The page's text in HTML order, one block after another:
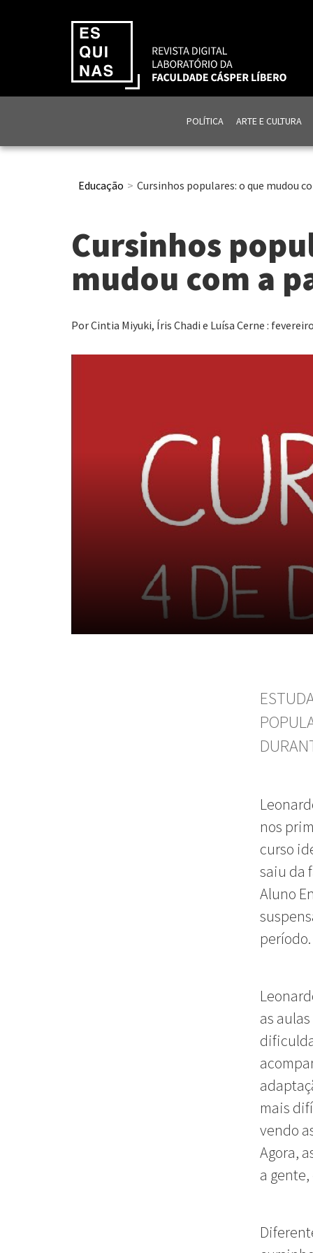
POLÍTICA ARTE E CULTURA
Educação Cursinhos populares: o que mudou
Cursinhos
mudou com a
Por Cintia Miyuki, Íris Chadi e Luísa Cerne :
nos
curso
saiu da
Aluno
período.
as
mais
vendo
Agora,
a